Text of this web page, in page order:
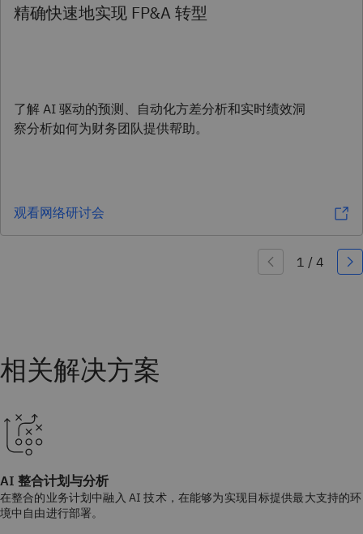
精确快速地实现 FP&A 转型
了解 AI 驱动的预测、自动化方差分析和实时绩效洞
察分析如何为财务团队提供帮助。
观看网络研讨会
AI 整合计划与分析
在整合的业务计划中融入 AI 技术，在能够为实现目标提供最大支持的环
境中自由进行部署。